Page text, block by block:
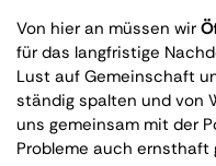
Von hier an müssen wir
für das langfristige
Lust auf Gemeinschaft
ständig spalten und von
uns gemeinsam mit der
Probleme auch ernsthaft